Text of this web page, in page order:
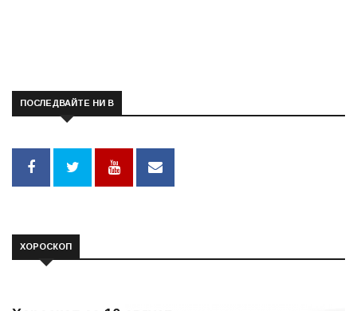
ПОСЛЕДВАЙТЕ НИ В
ХОРОСКОП